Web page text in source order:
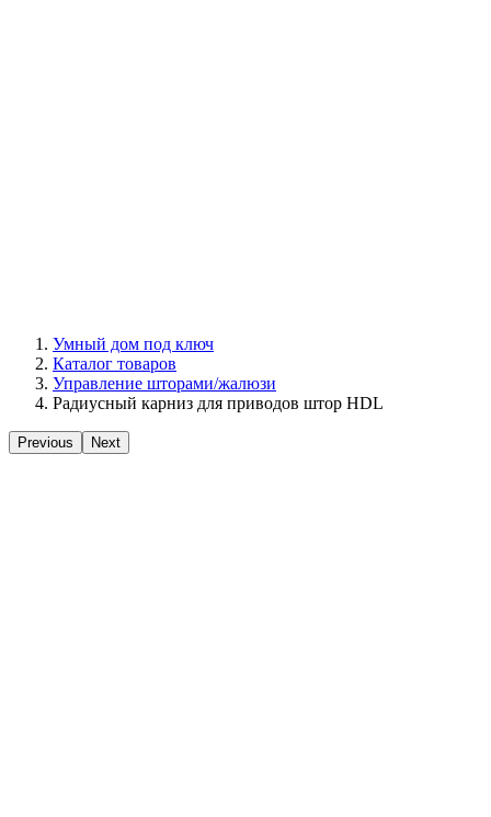
Умный дом под ключ
Каталог товаров
Управление шторами/жалюзи
Радиусный карниз для приводов штор HDL
Previous Next